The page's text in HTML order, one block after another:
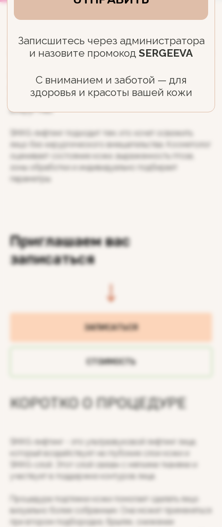
Ультразвуковой SMAS-лифтинг в Ярославле - это
аппаратная процедура подтяжки кожи лица и шеи без
Методика помогает улучшить овал лица, уменьшить
второй подбородок, брыли, дряблость кожи,
подтянуть зону щёк, подбородка, шеи и области
вокруг глаз.
SMAS-лифтинг подходит тем, кто хочет освежить
лицо без хирургического вмешательства. Косметолог
оценивает состояние кожи, выраженность птоза,
зоны обработки и индивидуально подбирает
параметры.
Приглашаем вас
записаться
ЗАПИСАТЬСЯ
СТОИМОСТЬ
КОРОТКО О ПРОЦЕДУРЕ
SMAS-лифтинг - это ультразвуковой лифтинг лица,
который воздействует на глубокие слои кожи и
SMAS-слой. Этот слой связан с мягкими тканями и
участвует в поддержке контуров лица.
Процедура подтяжки кожи помогает сделать лицо
визуально более собранным. Она может применяться
при втором подбородке, брылях, снижении